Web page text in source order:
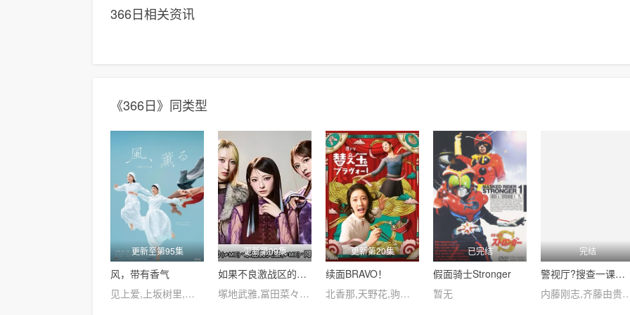
366日相关资讯
《366日》同类型
更新至第95集
风，带有香气
见上爱,上坂树里,水野美纪,早坂美海,小林隆,小林虎之介,津崎史郎,岩瀬顕子,三浦贵大,根岸季衣,大岛美幸,义达祐未,たくや,原田泰造,北村一辉,佐野晶哉,藤原季节,林裕太,坂东弥十郎,内田慈,小倉史也,片冈鹤太郎,松金米子,广冈由里子,春海四方,多部未华子,高岛政宏,二田絢乃,中田青渚,井上向日葵,丸山礼,研直子,生田绘梨花,菊池亚希子,中井友望,木越明,原嶋凛,玄理,伊势志摩,古川雄大,坂口涼
更新第09集
如果不良激战区的四天王转生成了偶像团体
塚地武雅,冨田菜々風,櫻井もも,鈴木瞳美,蟹沢萌子,谷崎早耶,本田珠由記,落合希来里,尾木波菜,永田詩央里,河口夏音,川中子奈月心
更新第20集
续面BRAVO！
北香那,天野花,驹木根葵汰,葵揚,キンタロー。,野添义弘
已完结
假面骑士Stronger
暂无
完结
警视厅?搜查一课长第五季
内藤刚志,齐藤由贵,本田博太郎,阳月华,铃